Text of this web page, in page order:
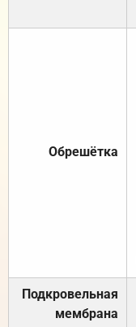
Обрешётка
Подкровельная
мембрана